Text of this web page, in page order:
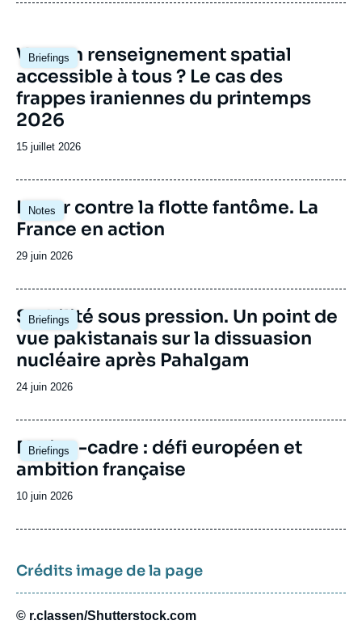
débat de défense national et international.
Briefings
Image
principale
Vers un renseignement spatial
accessible à tous ? Le cas des
frappes iraniennes du printemps
2026
Date
publication
15 juillet 2026
Notes
Image
principale
Lutter contre la flotte fantôme. La
France en action
Date
publication
29 juin 2026
Briefings
Image
principale
Stabilité sous pression. Un point de
vue pakistanais sur la dissuasion
nucléaire après Pahalgam
Date
publication
24 juin 2026
Briefings
Image
principale
Nation-cadre : défi européen et
ambition française
Date
publication
10 juin 2026
Crédits image de la page
© r.classen/Shutterstock.com